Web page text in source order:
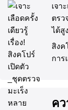
เจา
ตรว
ได้สู
สิงค
กา
ค